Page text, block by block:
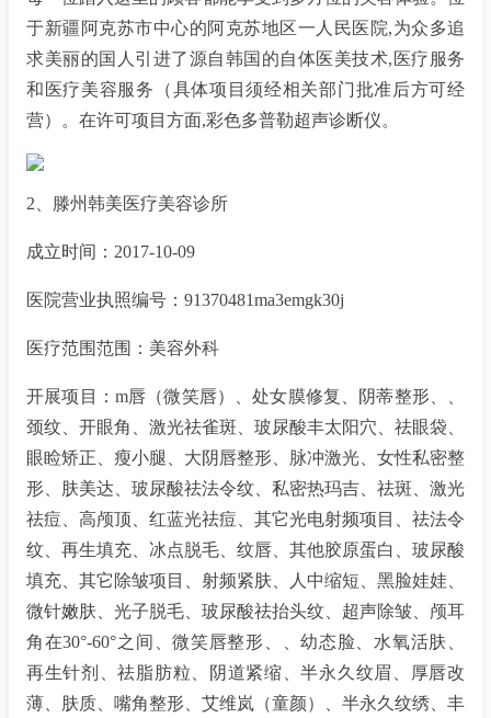
于新疆阿克苏市中心的阿克苏地区一人民医院,为众多追
求美丽的国人引进了源自韩国的自体医美技术,医疗服务
和医疗美容服务（具体项目须经相关部门批准后方可经
营）。在许可项目方面,彩色多普勒超声诊断仪。
2、滕州韩美医疗美容诊所
成立时间：2017-10-09
医院营业执照编号：91370481ma3emgk30j
医疗范围范围：美容外科
开展项目：m唇（微笑唇）、处女膜修复、阴蒂整形、、
颈纹、开眼角、激光祛雀斑、玻尿酸丰太阳穴、祛眼袋、
眼睑矫正、瘦小腿、大阴唇整形、脉冲激光、女性私密整
形、肤美达、玻尿酸祛法令纹、私密热玛吉、祛斑、激光
祛痘、高颅顶、红蓝光祛痘、其它光电射频项目、祛法令
纹、再生填充、冰点脱毛、纹唇、其他胶原蛋白、玻尿酸
填充、其它除皱项目、射频紧肤、人中缩短、黑脸娃娃、
微针嫩肤、光子脱毛、玻尿酸祛抬头纹、超声除皱、颅耳
角在30°-60°之间、微笑唇整形、、幼态脸、水氧活肤、
再生针剂、祛脂肪粒、阴道紧缩、半永久纹眉、厚唇改
薄、肤质、嘴角整形、艾维岚（童颜）、半永久纹绣、丰